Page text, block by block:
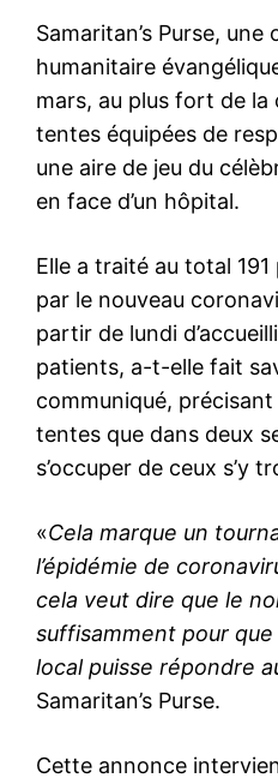
Samaritan’s Purse, une
humanitaire
mars, au plus fort de la
tentes équipées de
une aire de jeu du
en face d’un hôpital.
Elle a traité au total
par le nouveau
partir de lundi
patients, a-t-elle fait
communiqué, précisant
tentes que dans deux
s’occuper de ceux s’y
«Cela marque un
l’épidémie de
cela veut dire que le
suffisamment pour
local puisse répondre
Samaritan’s Purse.
Cette annonce